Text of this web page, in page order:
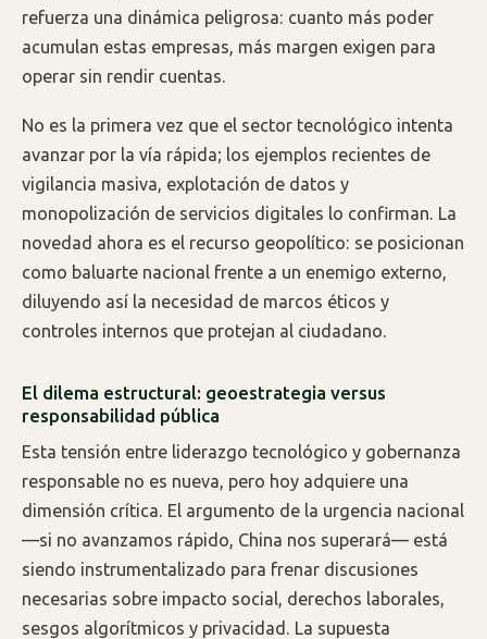
refuerza una dinámica peligrosa: cuanto más poder
acumulan estas empresas, más margen exigen para
operar sin rendir cuentas.
No es la primera vez que el sector tecnológico intenta
avanzar por la vía rápida; los ejemplos recientes de
vigilancia masiva, explotación de datos y
monopolización de servicios digitales lo confirman. La
novedad ahora es el recurso geopolítico: se posicionan
como baluarte nacional frente a un enemigo externo,
diluyendo así la necesidad de marcos éticos y
controles internos que protejan al ciudadano.
El dilema estructural: geoestrategia versus
responsabilidad pública
Esta tensión entre liderazgo tecnológico y gobernanza
responsable no es nueva, pero hoy adquiere una
dimensión crítica. El argumento de la urgencia nacional
—si no avanzamos rápido, China nos superará— está
siendo instrumentalizado para frenar discusiones
necesarias sobre impacto social, derechos laborales,
sesgos algorítmicos y privacidad. La supuesta